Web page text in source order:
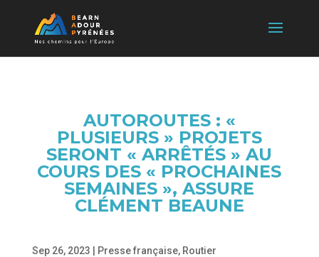
AUTOROUTES : «
PLUSIEURS » PROJETS
SERONT « ARRÊTÉS » AU
COURS DES « PROCHAINES
SEMAINES », ASSURE
CLÉMENT BEAUNE
Sep 26, 2023 Presse française, Routier